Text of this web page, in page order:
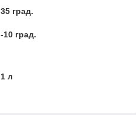
35 град.
-10 град.
1 л